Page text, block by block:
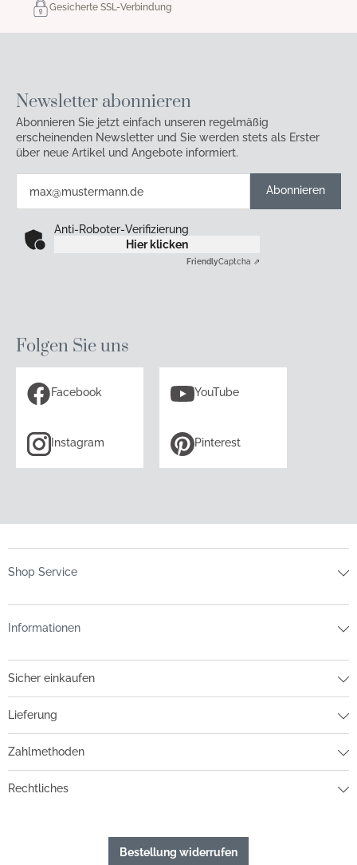
Gesicherte SSL-Verbindung
Newsletter abonnieren
Abonnieren Sie jetzt einfach unseren regelmäßig
erscheinenden Newsletter und Sie werden stets als Erster
über neue Artikel und Angebote informiert.
Abonnieren
Anti-Roboter-Verifizierung
Hier klicken
FriendlyCaptcha ⇗
Folgen Sie uns
Facebook YouTube
Instagram Pinterest
Shop Service
Informationen
Sicher einkaufen
Lieferung
Zahlmethoden
Rechtliches
Bestellung widerrufen